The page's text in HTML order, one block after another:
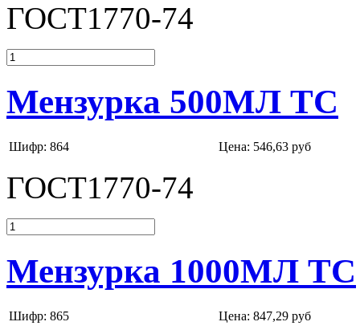
ГОСТ1770-74
Мензурка 500МЛ ТС
Шифр: 864 Цена: 546,63 руб
ГОСТ1770-74
Мензурка 1000МЛ ТС
Шифр: 865 Цена: 847,29 руб